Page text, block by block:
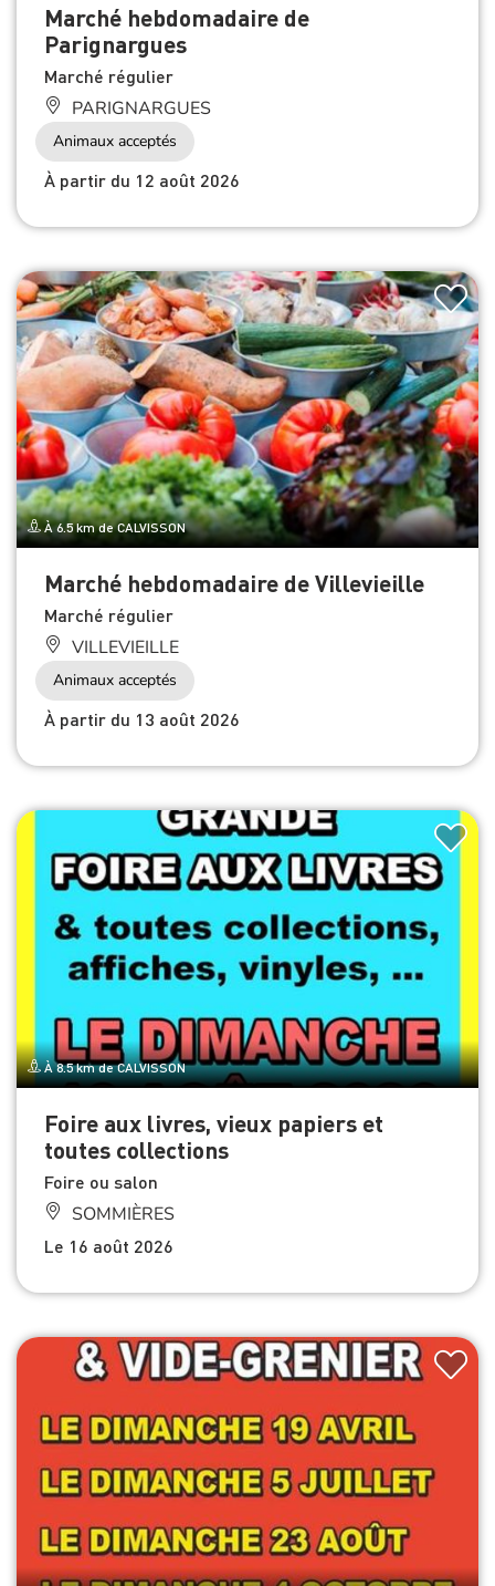
Marché hebdomadaire de
Parignargues
Marché régulier
PARIGNARGUES
Animaux acceptés
À partir du 12 août 2026
À 6.5 km de CALVISSON
Marché hebdomadaire de Villevieille
Marché régulier
VILLEVIEILLE
Animaux acceptés
À partir du 13 août 2026
À 8.5 km de CALVISSON
Foire aux livres, vieux papiers et
toutes collections
Foire ou salon
SOMMIÈRES
Le 16 août 2026